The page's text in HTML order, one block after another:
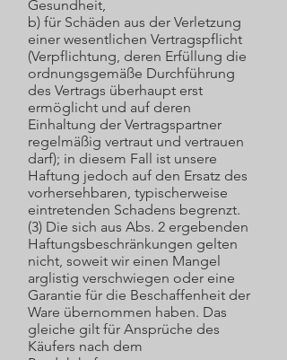
Gesundheit,
b) für Schäden aus der Verletzung
einer wesentlichen Vertragspflicht
(Verpflichtung, deren Erfüllung die
ordnungsgemäße Durchführung
des Vertrags überhaupt erst
ermöglicht und auf deren
Einhaltung der Vertragspartner
regelmäßig vertraut und vertrauen
darf); in diesem Fall ist unsere
Haftung jedoch auf den Ersatz des
vorhersehbaren, typischerweise
eintretenden Schadens begrenzt.
(3) Die sich aus Abs. 2 ergebenden
Haftungsbeschränkungen gelten
nicht, soweit wir einen Mangel
arglistig verschwiegen oder eine
Garantie für die Beschaffenheit der
Ware übernommen haben. Das
gleiche gilt für Ansprüche des
Käufers nach dem